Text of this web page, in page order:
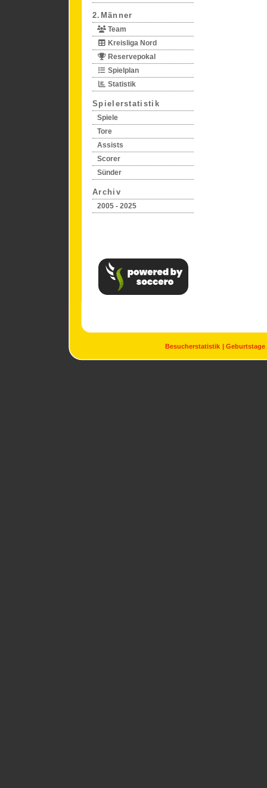
2.Männer
Team
Kreisliga Nord
Reservepokal
Spielplan
Statistik
Spielerstatistik
Spiele
Tore
Assists
Scorer
Sünder
Archiv
2005 - 2025
Besucherstatistik Geburtstage